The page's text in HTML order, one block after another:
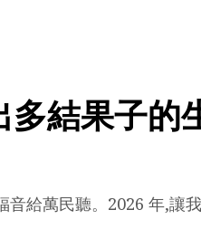
結果子的
給萬民聽。2026 年,讓